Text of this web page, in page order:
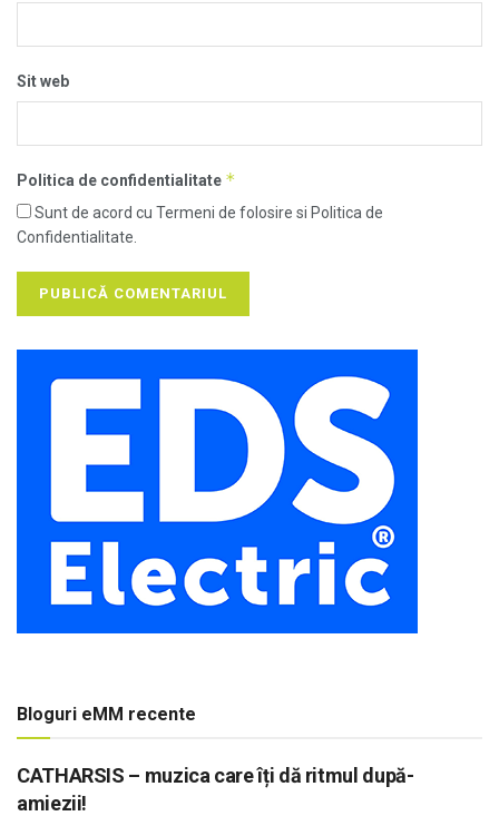
Sit web
Politica de confidentialitate *
Sunt de acord cu Termeni de folosire si Politica de
Confidentialitate.
Bloguri eMM recente
CATHARSIS – muzica care îți dă ritmul după-
amiezii!